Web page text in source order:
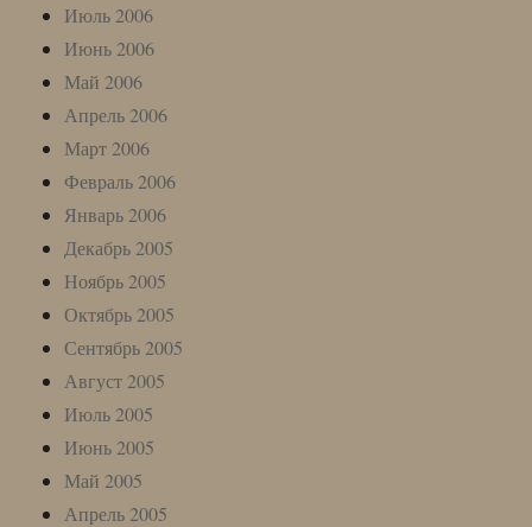
Июль 2006
Июнь 2006
Май 2006
Апрель 2006
Март 2006
Февраль 2006
Январь 2006
Декабрь 2005
Ноябрь 2005
Октябрь 2005
Сентябрь 2005
Август 2005
Июль 2005
Июнь 2005
Май 2005
Апрель 2005